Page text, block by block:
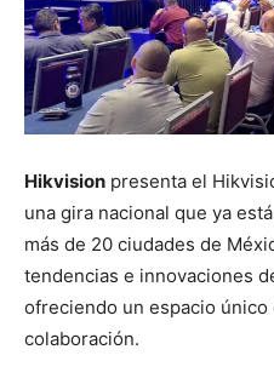
Hikvision presenta el
una gira nacional que ya
más de 20 ciudades de
tendencias e innovaciones
ofreciendo un espacio
colaboración.